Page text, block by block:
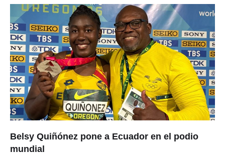
Belsy Quiñónez pone a Ecuador en el podio
mundial